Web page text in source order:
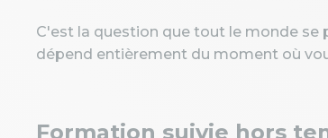
C'est la question que tout le monde se
dépend entièrement du moment où
Formation suivie hors